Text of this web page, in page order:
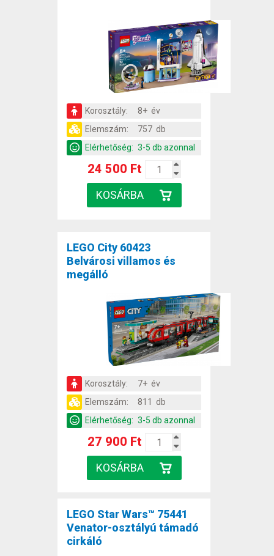
Korosztály:
8+ év
Elemszám:
757 db
Elérhetőség: 3-5 db azonnal
24 500 Ft
LEGO City 60423
Belvárosi villamos és
megálló
Korosztály:
7+ év
Elemszám:
811 db
Elérhetőség: 3-5 db azonnal
27 900 Ft
LEGO Star Wars™ 75441
Venator-osztályú támadó
cirkáló